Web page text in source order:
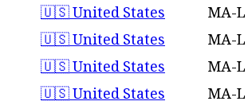
MA-L
🇺🇸 United States
MA-L
🇺🇸 United States
MA-L
🇺🇸 United States
MA-L
🇺🇸 United States